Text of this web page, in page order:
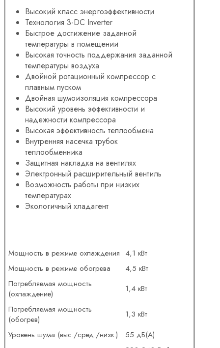
Высокий класс энергоэффективности
Технология 3-DC Inverter
Быстрое достижение заданной
температуры в помещении
Высокая точность поддержания заданной
температуры воздуха
Двойной ротационный компрессор с
плавным пуском
Двойная шумоизоляция компрессора
Высокий уровень эффективности и
надежности компрессора
Высокая эффективность теплообмена
Внутренняя насечка трубок
теплообменника
Защитная накладка на вентилях
Электронный расширительный вентиль
Возможность работы при низких
температурах
Экологичный хладагент
Мощность в режиме охлаждения 4,1 кВт
Мощность в режиме обогрева
4,5 кВт
Потребляемая мощность
(охлаждение)
1,4 кВт
Потребляемая мощность
(обогрев)
1,3 кВт
Уровень шума (выс./сред./низк.)
55 дБ(А)